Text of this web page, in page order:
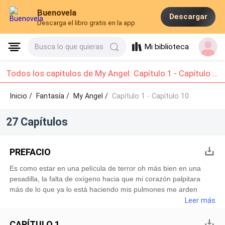
Buenovela
Descarga el libro gratis en la app
Descargar
Busca lo que quieras Mi biblioteca
Todos los capítulos de My Angel: Capítulo 1 - Capítulo 10
Inicio / Fantasía/My Angel / Capítulo 1 - Capítulo 10
27 Capítulos
PREFACIO
Es como estar en una película de terror oh más bien en una
pesadilla, la falta de oxígeno hacia que mi corazón palpitara
más de lo que ya lo está haciendo mis pulmones me arden
tanto que gimeria eh gritaría de dolor. Empapado por la
despegar la mirada de ella. Sus ojos brillaban tanto en la
Leer más